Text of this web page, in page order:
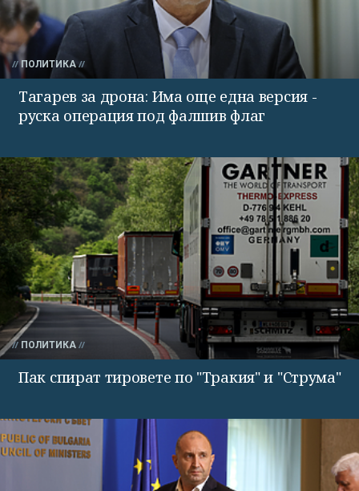
ПОЛИТИКА
Тагарев за дрона: Има още една версия -
руска операция под фалшив флаг
ПОЛИТИКА
Пак спират тировете по "Тракия" и "Струма"